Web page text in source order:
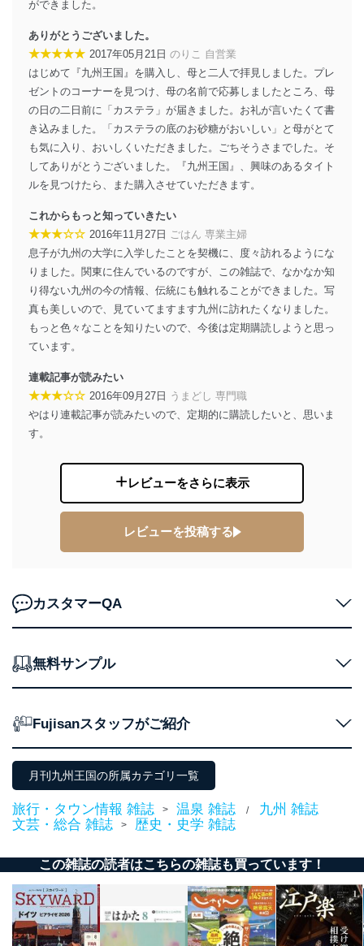
係
TEL：0570-200-223
FAX：03-5459-7073
e-mail：cs@fujisan.co.jp
改訂：2025年2月20日
株式会社富士山マガジンサービス
代表取締役会長 西野 伸一郎
個人情報の取扱いについて
１．個人情報保護管理者
当社は以下の個人情報保護管理者を設置し、個人情報保
護管理者の責任のもと、個人情報を取得・アクセス・利
用・提供・管理いたします。
東京都渋谷区南平台町16-11
株式会社富士山マガジンサービス
代表取締役会長 西野 伸一郎
個人情報保護管理者: 経営管理グループディレクター 前
２．利用目的
当社が取り扱う開示対象個人情報の利用目的は次のとお
個人情報の種類 利用目的
当社の定期購読サ
購入商品の配送のため
商品代金回収のため
ｅメール等による商品、サービ
ス、キャンペーン等の広告の案内
のため
個人が特定できない形で取得した
当社にお問合わせ
人情報
お問い合わせ対応、トラブル対
3
当社カスタマーQ＆サイトのサービス内容のご案内の
ス、キャンペーン等の広告に関す
るご案内のため
4
採用応募者の方の
個人情報
採用選考、ご連絡のため
当社の従業者の個
人事、総務などの雇用管理等のた
6
パートナー（提携
企業）からの委託
により当社の
定期購読サービス
等をご利用の方の
購入商品配送のため
提携企業及びお客様がご購入され
た商品の発売元企業からのｅメー
ル等による商品、
サービス、キャンペーン等の広告
ができました。
ありがとうございました。
★★★★★ 2017年05月21日 のりこ 自営業
はじめて『九州王国』を購入し、母と二人で拝見しました。プレ
ゼントのコーナーを見つけ、母の名前で応募しましたところ、母
の日の二日前に「カステラ」が届きました。お礼が言いたくて書
き込みました。「カステラの底のお砂糖がおいしい」と母がとて
も気に入り、おいしくいただきました。ごちそうさまでした。そ
してありがとうございました。『九州王国』、興味のあるタイト
ルを見つけたら、また購入させていただきます。
これからもっと知っていきたい
★★★☆☆ 2016年11月27日 ごはん 専業主婦
息子が九州の大学に入学したことを契機に、度々訪れるようにな
りました。関東に住んでいるのですが、この雑誌で、なかなか知
り得ない九州の今の情報、伝統にも触れることができました。写
真も美しいので、見ていてますます九州に訪れたくなりました。
もっと色々なことを知りたいので、今後は定期購読しようと思っ
ています。
連載記事が読みたい
★★★☆☆ 2016年09月27日 うまどし 専門職
やはり連載記事が読みたいので、定期的に購読したいと、思いま
す。
レビューをさらに表示
レビューを投稿する
カスタマーQA
無料サンプル
Fujisanスタッフがご紹介
月刊九州王国の所属カテゴリ一覧
旅行・タウン情報 雑誌 > 温泉 雑誌 /
九州 雑誌
文芸・総合 雑誌
> 歴史・史学 雑誌
この雑誌の読者はこちらの雑誌も買っています！